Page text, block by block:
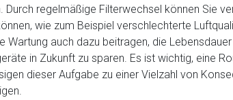
Durch regelmäßige Filterwechsel können Sie
wie zum Beispiel verschlechterte
Wartung auch dazu beitragen, die
in Zukunft zu sparen. Es ist wichtig, eine
dieser Aufgabe zu einer Vielzahl von